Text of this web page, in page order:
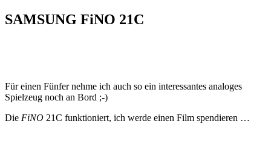
SAMSUNG FiNO 21C
Für einen Fünfer nehme ich auch so ein interessantes analoges
Spielzeug noch an Bord ;-)
Die FiNO 21C funktioniert, ich werde einen Film spendieren …